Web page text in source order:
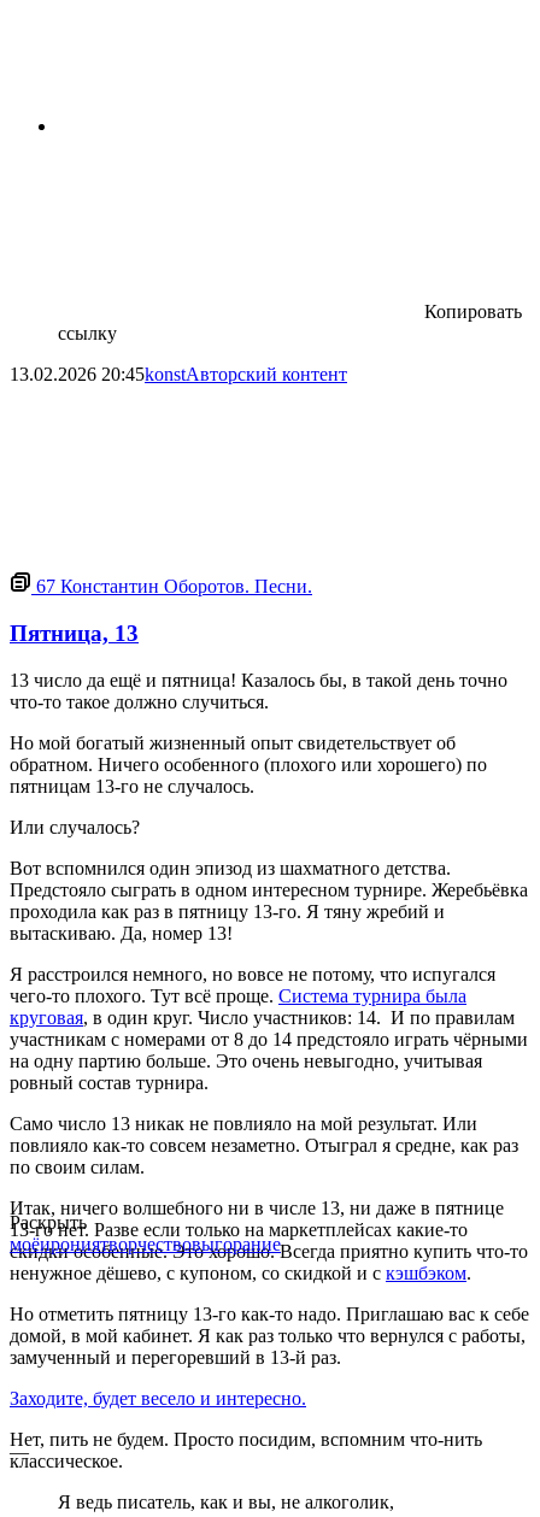
Копировать
ссылку
13.02.2026 20:45konstАвторский контент
67 Константин Оборотов. Песни.
Пятница, 13
13 число да ещё и пятница! Казалось бы, в такой день точно
что-то такое должно случиться.
Но мой богатый жизненный опыт свидетельствует об
обратном. Ничего особенного (плохого или хорошего) по
пятницам 13-го не случалось.
Или случалось?
Вот вспомнился один эпизод из шахматного детства.
Предстояло сыграть в одном интересном турнире. Жеребьёвка
проходила как раз в пятницу 13-го. Я тяну жребий и
вытаскиваю. Да, номер 13!
Я расстроился немного, но вовсе не потому, что испугался
чего-то плохого. Тут всё проще. Система турнира была
круговая, в один круг. Число участников: 14. И по правилам
участникам с номерами от 8 до 14 предстояло играть чёрными
на одну партию больше. Это очень невыгодно, учитывая
ровный состав турнира.
Само число 13 никак не повлияло на мой результат. Или
повлияло как-то совсем незаметно. Отыграл я средне, как раз
по своим силам.
Итак, ничего волшебного ни в числе 13, ни даже в пятнице
13-го нет. Разве если только на маркетплейсах какие-то
скидки особенные. Это хорошо. Всегда приятно купить что-то
ненужное дёшево, с купоном, со скидкой и с кэшбэком.
Но отметить пятницу 13-го как-то надо. Приглашаю вас к себе
домой, в мой кабинет. Я как раз только что вернулся с работы,
замученный и перегоревший в 13-й раз.
Заходите, будет весело и интересно.
Нет, пить не будем. Просто посидим, вспомним что-нить
классическое.
Я ведь писатель, как и вы, не алкоголик,
Раскрыть
моёирониятворчествовыгорание
—